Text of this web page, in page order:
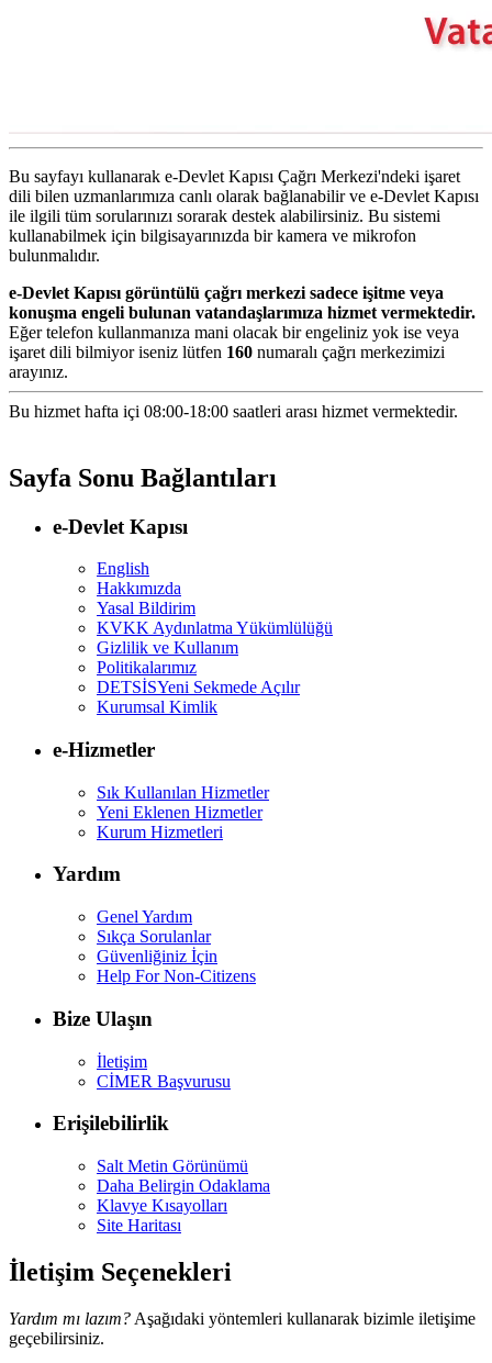
Bu sayfayı kullanarak e-Devlet Kapısı Çağrı Merkezi'ndeki işaret
dili bilen uzmanlarımıza canlı olarak bağlanabilir ve e-Devlet Kapısı
ile ilgili tüm sorularınızı sorarak destek alabilirsiniz. Bu sistemi
kullanabilmek için bilgisayarınızda bir kamera ve mikrofon
bulunmalıdır.
e-Devlet Kapısı görüntülü çağrı merkezi sadece işitme veya
konuşma engeli bulunan vatandaşlarımıza hizmet vermektedir.
Eğer telefon kullanmanıza mani olacak bir engeliniz yok ise veya
işaret dili bilmiyor iseniz lütfen 160 numaralı çağrı merkezimizi
arayınız.
Bu hizmet hafta içi 08:00-18:00 saatleri arası hizmet vermektedir.
Sayfa Sonu Bağlantıları
e-Devlet Kapısı
English
Hakkımızda
Yasal Bildirim
KVKK Aydınlatma Yükümlülüğü
Gizlilik ve Kullanım
Politikalarımız
DETSİSYeni Sekmede Açılır
Kurumsal Kimlik
e-Hizmetler
Sık Kullanılan Hizmetler
Yeni Eklenen Hizmetler
Kurum Hizmetleri
Yardım
Genel Yardım
Sıkça Sorulanlar
Güvenliğiniz İçin
Help For Non-Citizens
Bize Ulaşın
İletişim
CİMER Başvurusu
Erişilebilirlik
Salt Metin Görünümü
Daha Belirgin Odaklama
Klavye Kısayolları
Site Haritası
İletişim Seçenekleri
Yardım mı lazım? Aşağıdaki yöntemleri kullanarak bizimle iletişime
geçebilirsiniz.